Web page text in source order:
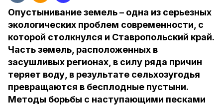
Опустынивание земель – одна из серьезных
экологических проблем современности, с
которой столкнулся и Ставропольский край.
Часть земель, расположенных в
засушливых регионах, в силу ряда причин
теряет воду, в результате сельхозугодья
превращаются в бесплодные пустыни.
Методы борьбы с наступающими песками